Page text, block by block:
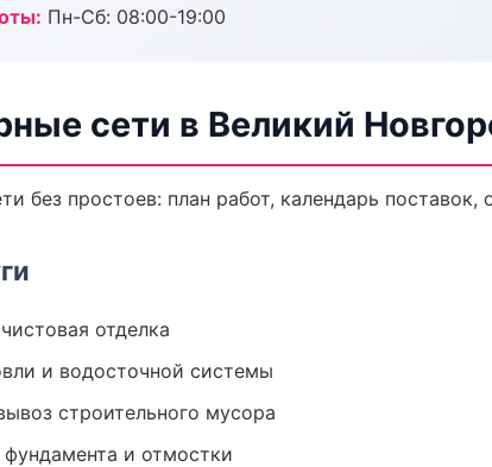
Пн-Сб: 08:00-19:00
сети в Великий
без простоев: план работ, календарь поставок,
отделка
и водосточной системы
строительного мусора
и отмостки